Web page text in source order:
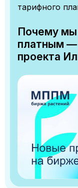
тарифного
Почему мы
платным —
проекта